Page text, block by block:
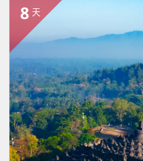
8 天